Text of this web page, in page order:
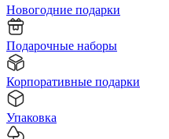
Новогодние подарки
Подарочные наборы
Корпоративные подарки
Упаковка